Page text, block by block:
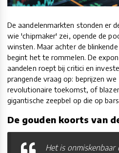
De aandelenmarkten stonden er
wie 'chipmaker' zei, opende de
winsten. Maar achter de
begint het te rommelen. De
aandelen roept bij critici en
prangende vraag op: beprijzen
revolutionaire toekomst, of
gigantische zeepbel op die op
De gouden koorts van
Het is